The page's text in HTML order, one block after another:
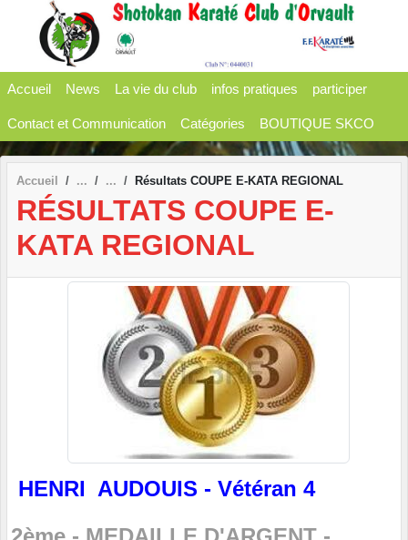
Accueil News La vie du club infos pratiques participer
Contact et Communication Catégories BOUTIQUE SKCO
Accueil Résultats COUPE E-KATA REGIONAL
RÉSULTATS COUPE E-
KATA REGIONAL
HENRI AUDOUIS - Vétéran 4
Panneau de gestion des cookies